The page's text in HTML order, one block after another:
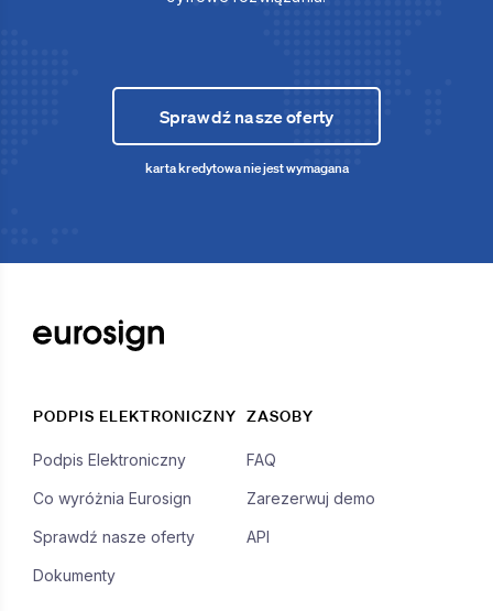
Sprawdź nasze oferty
karta kredytowa nie jest wymagana
PODPIS ELEKTRONICZNY
Podpis Elektroniczny
Co wyróżnia Eurosign
Sprawdź nasze oferty
Dokumenty
ZASOBY
FAQ
Zarezerwuj demo
API